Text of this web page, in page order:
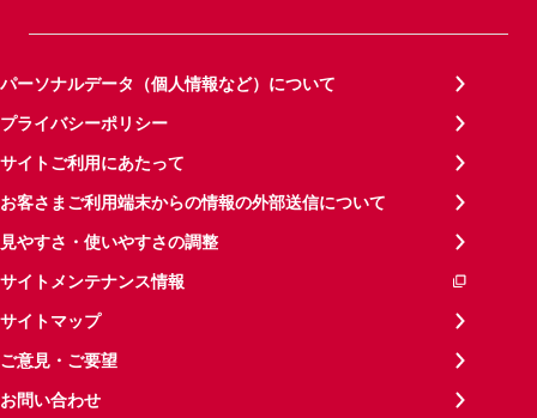
パーソナルデータ（個人情報など）について
プライバシーポリシー
サイトご利用にあたって
お客さまご利用端末からの情報の外部送信について
見やすさ・使いやすさの調整
サイトメンテナンス情報
サイトマップ
ご意見・ご要望
お問い合わせ